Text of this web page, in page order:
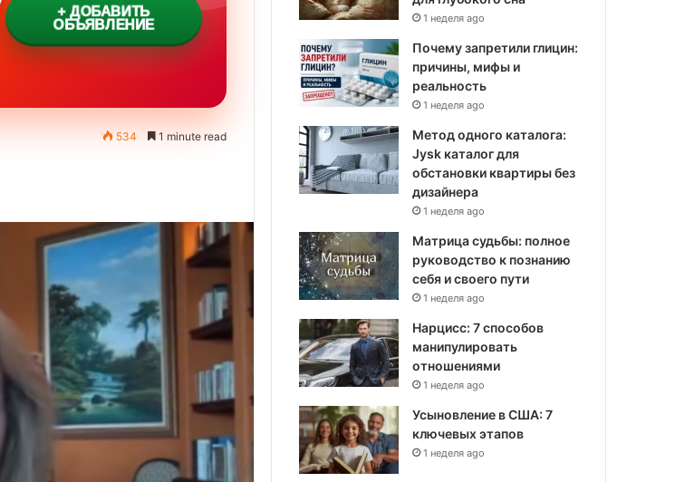
+ ДОБАВИТЬ
ОБЪЯВЛЕНИЕ
534 1 minute read
1 неделя ago
Почему запретили глицин:
причины, мифы и
реальность
1 неделя ago
Метод одного каталога:
Jysk каталог для
обстановки квартиры без
дизайнера
1 неделя ago
Матрица судьбы: полное
руководство к познанию
себя и своего пути
1 неделя ago
Нарцисс: 7 способов
манипулировать
отношениями
1 неделя ago
Усыновление в США: 7
ключевых этапов
1 неделя ago